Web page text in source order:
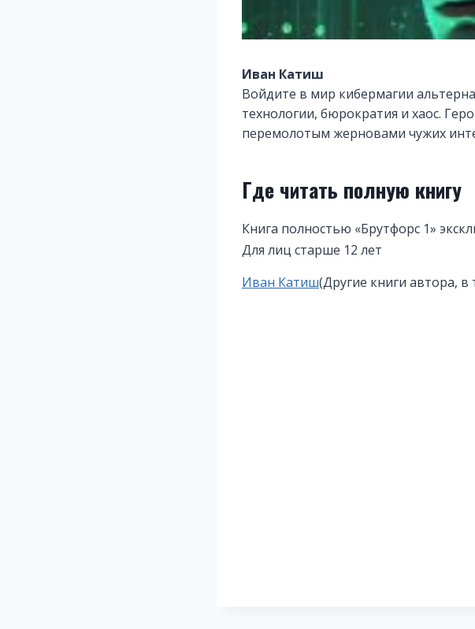
Иван Катиш
Войдите в мир кибермагии
технологии, бюрократия и хаос.
перемолотым жерновами чужих
Где читать полную книгу
Книга полностью «Брутфорс 1»
Для лиц старше 12 лет
Метки
Иван Катиш(Другие книги автора, в